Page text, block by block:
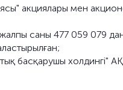
акциялары мен
саны 477 059 079
басқарушы холдингі"